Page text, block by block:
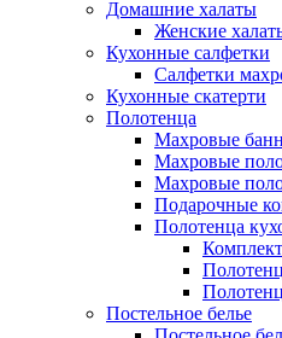
Домашние халаты
Женские
Кухонные салфетки
Салфетки
Кухонные скатерти
Полотенца
Махровые
Махровые
Махровые
Подарочные
Полотенца
Постельное белье